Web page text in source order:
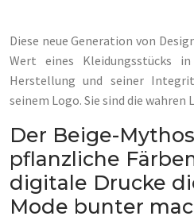
Diese neue Generation von
Wert eines Kleidungsstücks
Herstellung und seiner
seinem Logo. Sie sind die
Der Beige-
pflanzliche
digitale Drucke
Mode bunter